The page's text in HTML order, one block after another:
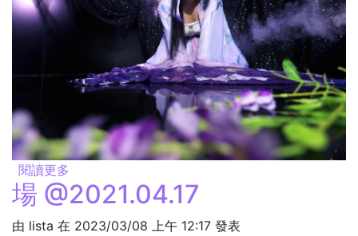
閱讀更多
場 @2021.04.17
由 lista 在 2023/03/08 上午 12:17 發表